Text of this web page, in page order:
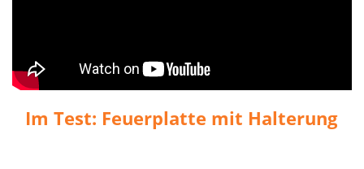
Im Test: Feuerplatte mit Halterung